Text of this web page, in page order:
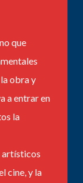
que
obra y
a entrar en
la
artísticos
cine, y la